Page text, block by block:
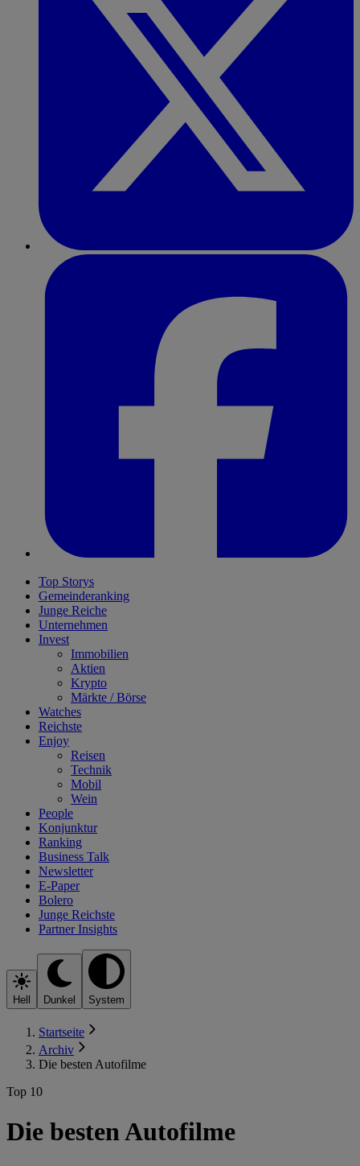
Top Storys
Gemeinderanking
Junge Reiche
Unternehmen
Invest
Immobilien
Aktien
Krypto
Märkte / Börse
Watches
Reichste
Enjoy
Reisen
Technik
Mobil
Wein
People
Konjunktur
Ranking
Business Talk
Newsletter
E-Paper
Bolero
Junge Reichste
Partner Insights
Hell Dunkel System
Startseite
Archiv
Die besten Autofilme
Top 10
Die besten Autofilme